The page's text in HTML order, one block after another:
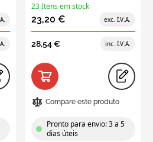
23 Itens em stock
23,20 €
28,54 €
Compare este produto
Pronto para envio: 3 a 5
dias úteis